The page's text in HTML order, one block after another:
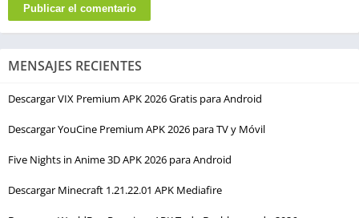
MENSAJES RECIENTES
Descargar VIX Premium APK 2026 Gratis para Android
Descargar YouCine Premium APK 2026 para TV y Móvil
Five Nights in Anime 3D APK 2026 para Android
Descargar Minecraft 1.21.22.01 APK Mediafire